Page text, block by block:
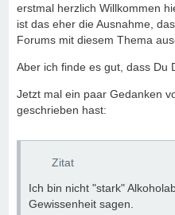
erstmal herzlich Willkommen
ist das eher die Ausnahme,
Forums mit diesem Thema
Aber ich finde es gut, dass Du
Jetzt mal ein paar Gedanken
geschrieben hast:
Zitat
Ich bin nicht "stark"
Gewissenheit sagen.